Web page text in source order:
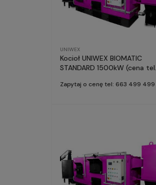
UNIWEX
Kocioł UNIWEX BIOMATIC
STANDARD 1500kW (cena
Zapytaj o cenę tel: 663 499 499